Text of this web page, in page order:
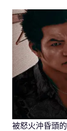
被怒火沖昏頭